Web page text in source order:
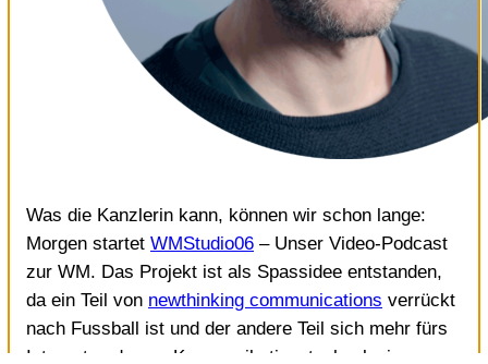
Was die Kanzlerin kann, können wir schon lange:
Morgen startet WMStudio06 – Unser Video-Podcast
zur WM. Das Projekt ist als Spassidee entstanden,
da ein Teil von newthinking communications verrückt
nach Fussball ist und der andere Teil sich mehr fürs
Internet und neue Kommunikationstechnologien